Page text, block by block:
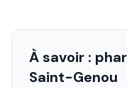
À savoir :
Saint-Genou